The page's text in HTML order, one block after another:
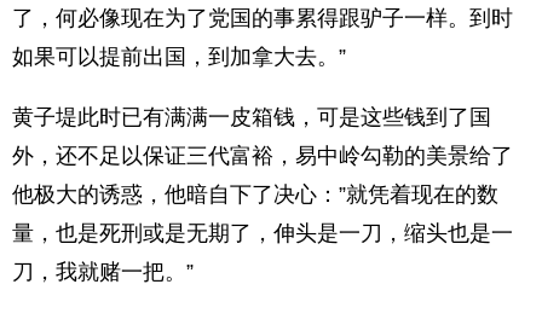
了，何必像现在为了党国的事累得跟驴子一样。到时
如果可以提前出国，到加拿大去。”
黄子堤此时已有满满一皮箱钱，可是这些钱到了国
外，还不足以保证三代富裕，易中岭勾勒的美景给了
他极大的诱惑，他暗自下了决心：”就凭着现在的数
量，也是死刑或是无期了，伸头是一刀，缩头也是一
刀，我就赌一把。”